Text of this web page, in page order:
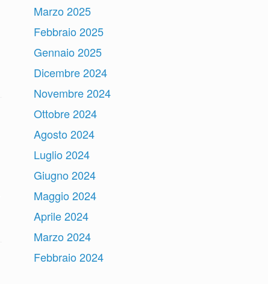
Marzo 2025
Febbraio 2025
Gennaio 2025
Dicembre 2024
Novembre 2024
Ottobre 2024
Agosto 2024
Luglio 2024
Giugno 2024
Maggio 2024
Aprile 2024
Marzo 2024
Febbraio 2024